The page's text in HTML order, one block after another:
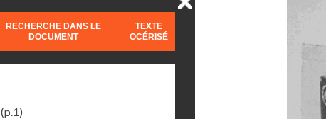
RECHERCHE DANS LE
DOCUMENT
TEXTE
OCÉRISÉ
(p.1)